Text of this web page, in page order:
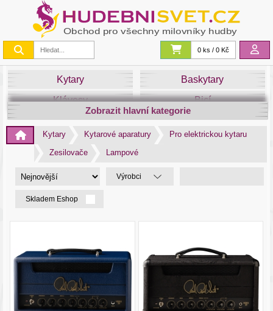
0 ks / 0 Kč
Kytary
Baskytary
Klávesy
Bicí
Smyčce
Dechy
Zobrazit hlavní kategorie
Kytary Kytarové aparatury
Pro elektrickou kytaru
Zesilovače
Lampové
Výrobci
Skladem Eshop